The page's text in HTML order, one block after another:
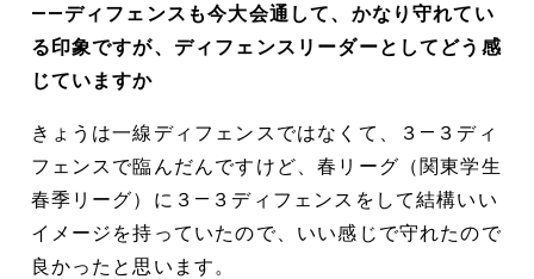
――ディフェンスも今大会通して、かなり守れてい
る印象ですが、ディフェンスリーダーとしてどう感
じていますか
きょうは一線ディフェンスではなくて、３―３ディ
フェンスで臨んだんですけど、春リーグ（関東学生
春季リーグ）に３―３ディフェンスをして結構いい
イメージを持っていたので、いい感じで守れたので
良かったと思います。